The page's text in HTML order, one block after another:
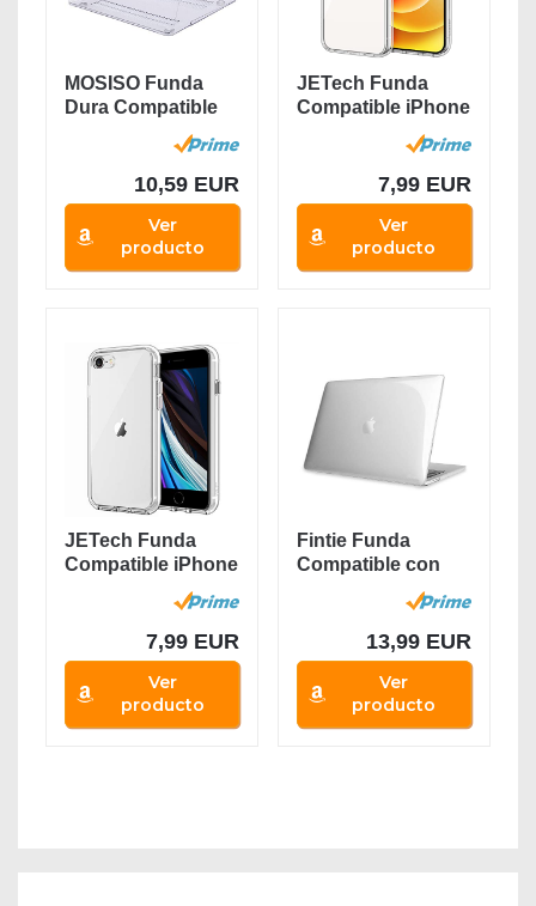
MOSISO Funda
Dura Compatible
con MacBook Air
10,59 EUR
Ver
producto
JETech Funda
Compatible iPhone
6,1 Pulgadas (12,...
7,99 EUR
Ver
producto
JETech Funda
Compatible iPhone
SE 2020, iPhone 8
7,99 EUR
Ver
producto
Fintie Funda
Compatible con
MacBook Pro 13...
13,99 EUR
Ver
producto